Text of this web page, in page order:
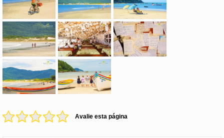
Avalie esta página